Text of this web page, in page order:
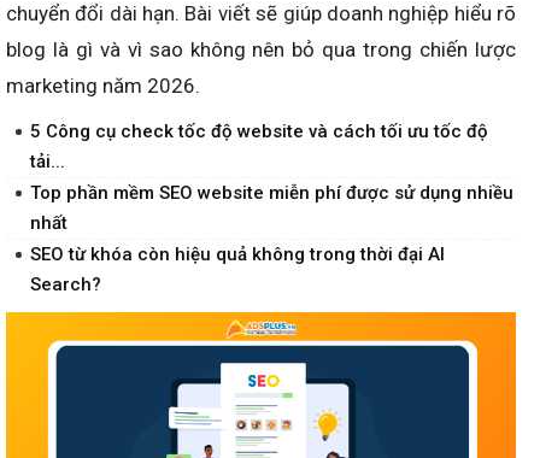
chuyển đổi dài hạn. Bài viết sẽ giúp doanh nghiệp hiểu rõ
blog là gì và vì sao không nên bỏ qua trong chiến lược
marketing năm 2026.
5 Công cụ check tốc độ website và cách tối ưu tốc độ
tải...
Top phần mềm SEO website miễn phí được sử dụng nhiều
nhất
SEO từ khóa còn hiệu quả không trong thời đại AI
Search?